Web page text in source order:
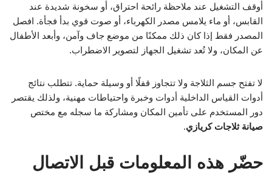
أوقف التشغيل عند ملاحظة رائحة احتراق، أو سخونة شديدة عند
القابس، أو ماء يلامس مصدر الكهرباء، أو صوت قوي بدأ فجأة. افصل
المصدر فقط إذا كان ذلك ممكنًا من موضع جاف وآمن، وأبعد الأطفال
عن المكان، ولا تُعد تشغيل الجهاز لتصوير الاضطراب.
لا تفتح جسم الثلاجة ولا تتجاوز قفلًا أو وسيلة حماية. تتطلب نتائج
أدوات القياس الداخلية أدوات وخبرة واحتياطات مهنية، ولذلك يقتصر
دور المستخدم على تأمين المكان ومشاركة ما سجله مع مختص
صيانة ثلاجات كريازي.
حضّر هذه المعلومات قبل الاتصال